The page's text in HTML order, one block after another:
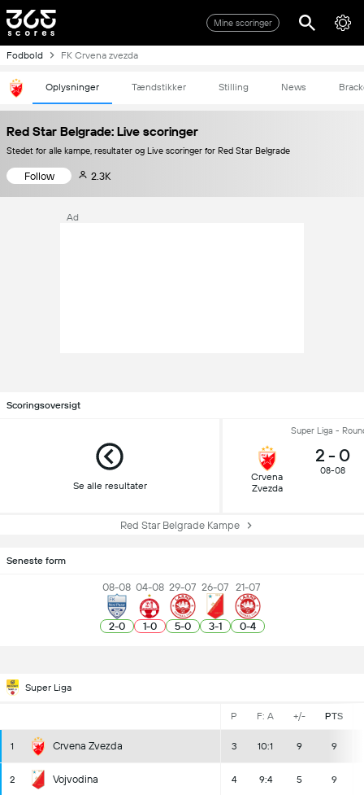
Mine scoringer
Fodbold FK Crvena zvezda
Oplysninger Tændstikker Stilling News
Red Star Belgrade: Live scoringer
Stedet for alle kampe, resultater og Live scoringer for Red Star Belgrade
Follow 2.3K
Ad
Scoringsoversigt
Se alle resultater
Super Liga -
Crvena
Zvezda
2 - 0
08-08
Red Star Belgrade Kampe
Seneste form
08-08
2-0
04-08
1-0
29-07
5-0
26-07
3-1
21-07
0-4
Super Liga
P F: A +/- PTS
1 Crvena Zvezda 3 10:1 9 9
2 Vojvodina 4 9:4 5 9